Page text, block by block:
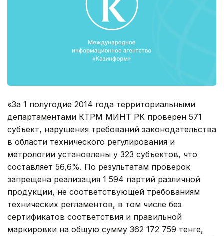
«За 1 полугодие 2014 года территориальными
департаментами КТРМ МИНТ РК проверен 571
субъект, нарушения требований законодательства
в области технического регулирования и
метрологии установлены у 323 субъектов, что
составляет 56,6%. По результатам проверок
запрещена реализация 1 594 партий различной
продукции, не соответствующей требованиям
технических регламентов, в том числе без
сертификатов соответствия и правильной
маркировки на общую сумму 362 172 759 тенге,